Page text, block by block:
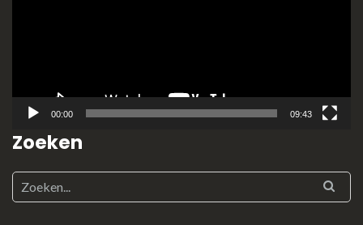
00:00 09:43
Zoeken